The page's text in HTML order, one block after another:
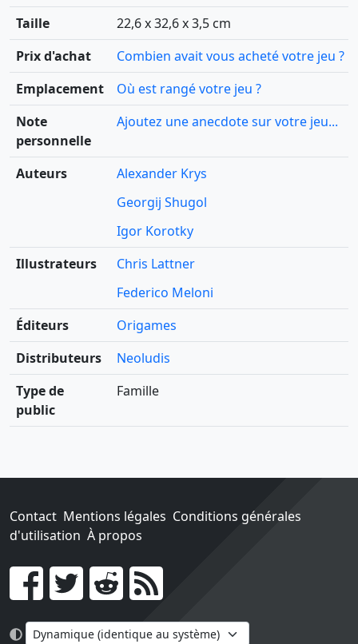
Taille
22,6 x 32,6 x 3,5 cm
Prix d'achat
Combien avait vous acheté votre jeu ?
Emplacement
Où est rangé votre jeu ?
Note
personnelle
Ajoutez une anecdote sur votre jeu...
Auteurs
Alexander Krys
Georgij Shugol
Igor Korotky
Illustrateurs
Chris Lattner
Federico Meloni
Éditeurs
Origames
Distributeurs
Neoludis
Type de
public
Famille
Contact Mentions légales Conditions générales
d'utilisation À propos
Go !